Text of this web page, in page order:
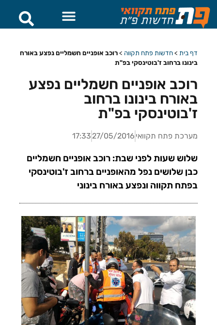
דף בית >חדשות פתח תקווה >רוכב אופניים חשמליים נפצע באורח
בינונו ברחוב ז'בוטינסקי בפ"ת
רוכב אופניים חשמליים נפצע
באורח בינונו ברחוב
ז'בוטינסקי בפ"ת
מערכת פתח תקוואי 27/05/2016
17:33
שלוש שעות לפני שבת: רוכב אופניים חשמליים
כבן שלושים נפל מהאופניים ברחוב ז'בוטינסקי
בפתח תקווה ונפצע באורח בינוני